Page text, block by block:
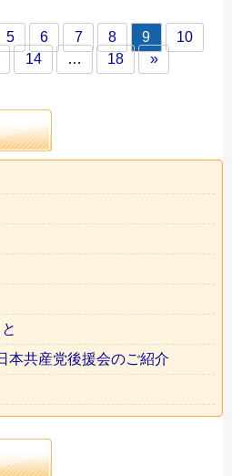
5 6 7 8 9
10
14 … 18 »
共産党後援会のご紹介